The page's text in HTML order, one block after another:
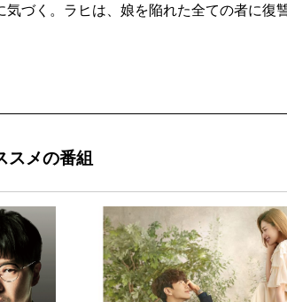
づく。ラヒは、娘を陥れた全ての者に復
スメの番組